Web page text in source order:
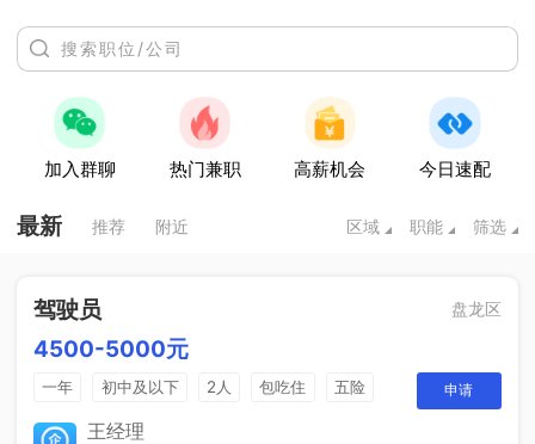
加入群聊 热门兼职 高薪机会 今日速配
最新 推荐 附近 区域 职能 筛选
驾驶员 盘龙区
4500-5000元
一年 初中及以下 2人 包吃住
五险
一个月四天休息
申请
王经理